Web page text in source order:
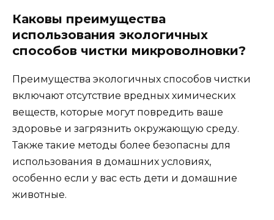
Каковы преимущества
использования экологичных
способов чистки микроволновки?
Преимущества экологичных способов чистки
включают отсутствие вредных химических
веществ, которые могут повредить ваше
здоровье и загрязнить окружающую среду.
Также такие методы более безопасны для
использования в домашних условиях,
особенно если у вас есть дети и домашние
животные.